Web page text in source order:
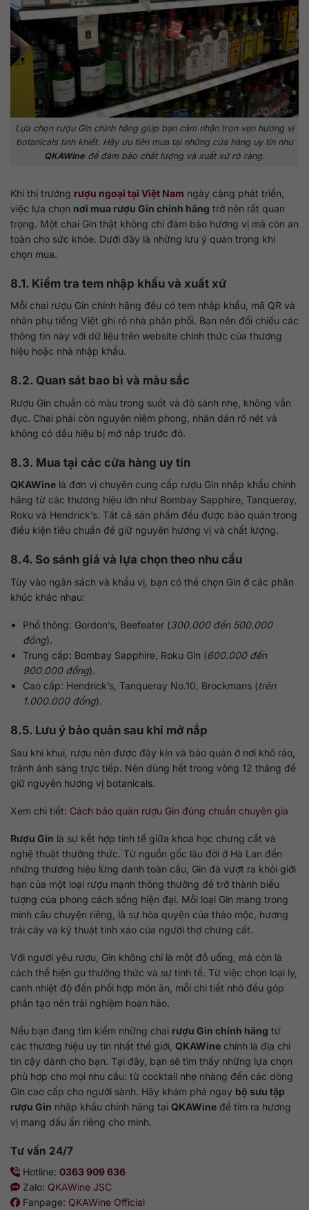
Lựa chọn rượu Gin chính hãng giúp bạn cảm nhận trọn vẹn hương vị
botanicals tinh khiết. Hãy ưu tiên mua tại những cửa hàng uy tín như
QKAWine để đảm bảo chất lượng và xuất xứ rõ ràng.
Khi thị trường rượu ngoại tại Việt Nam ngày càng phát triển,
việc lựa chọn nơi mua rượu Gin chính hãng trở nên rất quan
trọng. Một chai Gin thật không chỉ đảm bảo hương vị mà còn an
toàn cho sức khỏe. Dưới đây là những lưu ý quan trọng khi
chọn mua.
8.1. Kiểm tra tem nhập khẩu và xuất xứ
Mỗi chai rượu Gin chính hãng đều có tem nhập khẩu, mã QR và
nhãn phụ tiếng Việt ghi rõ nhà phân phối. Bạn nên đối chiếu các
thông tin này với dữ liệu trên website chính thức của thương
hiệu hoặc nhà nhập khẩu.
8.2. Quan sát bao bì và màu sắc
Rượu Gin chuẩn có màu trong suốt và độ sánh nhẹ, không vẩn
đục. Chai phải còn nguyên niêm phong, nhãn dán rõ nét và
không có dấu hiệu bị mở nắp trước đó.
8.3. Mua tại các cửa hàng uy tín
QKAWine là đơn vị chuyên cung cấp rượu Gin nhập khẩu chính
hãng từ các thương hiệu lớn như Bombay Sapphire, Tanqueray,
Roku và Hendrick’s. Tất cả sản phẩm đều được bảo quản trong
điều kiện tiêu chuẩn để giữ nguyên hương vị và chất lượng.
8.4. So sánh giá và lựa chọn theo nhu cầu
Tùy vào ngân sách và khẩu vị, bạn có thể chọn Gin ở các phân
khúc khác nhau:
Phổ thông: Gordon’s, Beefeater (300.000 đến 500.000
đồng).
Trung cấp: Bombay Sapphire, Roku Gin (600.000 đến
900.000 đồng).
Cao cấp: Hendrick’s, Tanqueray No.10, Brockmans (trên
1.000.000 đồng).
8.5. Lưu ý bảo quản sau khi mở nắp
Sau khi khui, rượu nên được đậy kín và bảo quản ở nơi khô ráo,
tránh ánh sáng trực tiếp. Nên dùng hết trong vòng 12 tháng để
giữ nguyên hương vị botanicals.
Xem chi tiết: Cách bảo quản rượu Gin đúng chuẩn chuyên gia
Rượu Gin là sự kết hợp tinh tế giữa khoa học chưng cất và
nghệ thuật thưởng thức. Từ nguồn gốc lâu đời ở Hà Lan đến
những thương hiệu lừng danh toàn cầu, Gin đã vượt ra khỏi giới
hạn của một loại rượu mạnh thông thường để trở thành biểu
tượng của phong cách sống hiện đại. Mỗi loại Gin mang trong
mình câu chuyện riêng, là sự hòa quyện của thảo mộc, hương
trái cây và kỹ thuật tinh xảo của người thợ chưng cất.
Với người yêu rượu, Gin không chỉ là một đồ uống, mà còn là
cách thể hiện gu thưởng thức và sự tinh tế. Từ việc chọn loại ly,
canh nhiệt độ đến phối hợp món ăn, mỗi chi tiết nhỏ đều góp
phần tạo nên trải nghiệm hoàn hảo.
Nếu bạn đang tìm kiếm những chai rượu Gin chính hãng từ
các thương hiệu uy tín nhất thế giới, QKAWine chính là địa chỉ
tin cậy dành cho bạn. Tại đây, bạn sẽ tìm thấy những lựa chọn
phù hợp cho mọi nhu cầu: từ cocktail nhẹ nhàng đến các dòng
Gin cao cấp cho người sành. Hãy khám phá ngay bộ sưu tập
rượu Gin nhập khẩu chính hãng tại QKAWine để tìm ra hương
vị mang dấu ấn riêng cho mình.
Tư vấn 24/7
Hotline: 0363 909 636
Zalo: QKAWine JSC
Fanpage: QKAWine Official